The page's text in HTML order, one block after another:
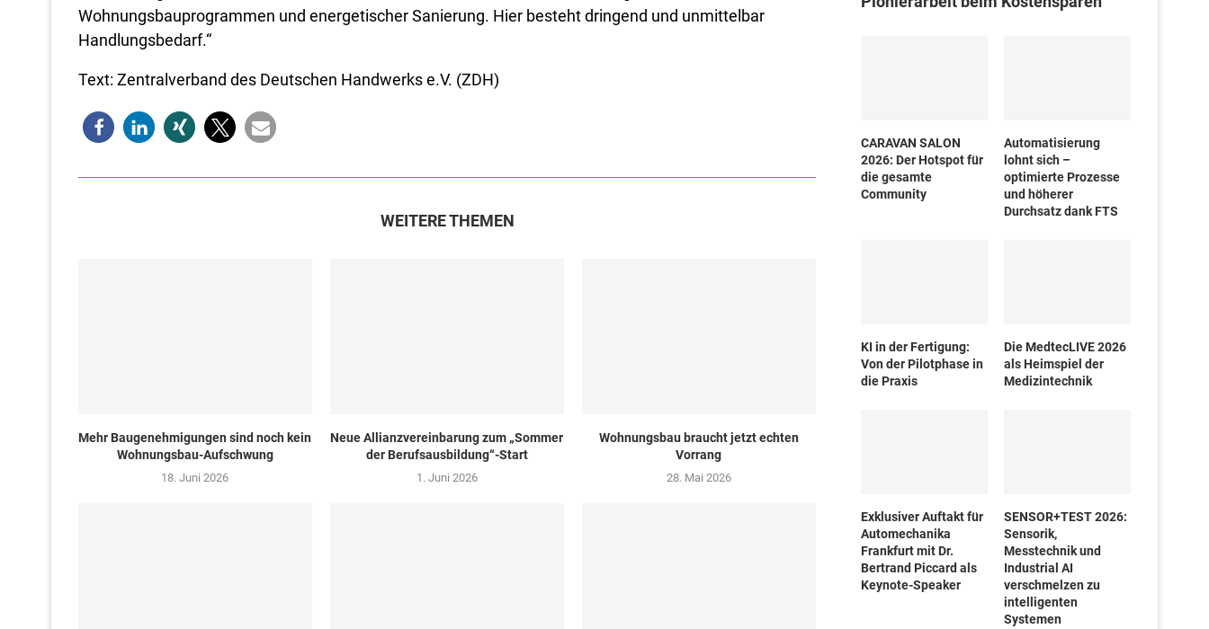
Wohnungsbauprogrammen und energetischer Sanierung. Hier besteht dringend und unmittelbar
Handlungsbedarf.“
Text: Zentralverband des Deutschen Handwerks e.V. (ZDH)
WEITERE THEMEN
Mehr Baugenehmigungen sind noch kein
Wohnungsbau-Aufschwung
18. Juni 2026
Neue Allianzvereinbarung zum „Sommer
der Berufsausbildung“-Start
1. Juni 2026
Wohnungsbau braucht jetzt echten
Vorrang
28. Mai 2026
CARAVAN SALON
2026: Der Hotspot für
die gesamte
Community
Automatisierung
lohnt sich –
optimierte Prozesse
und höherer
Durchsatz dank FTS
KI in der Fertigung:
Von der Pilotphase in
die Praxis
Die MedtecLIVE 2026
als Heimspiel der
Medizintechnik
Exklusiver Auftakt für
Automechanika
Frankfurt mit Dr.
Bertrand Piccard als
Keynote-Speaker
SENSOR+TEST 2026:
Sensorik,
Messtechnik und
Industrial AI
verschmelzen zu
intelligenten
Systemen